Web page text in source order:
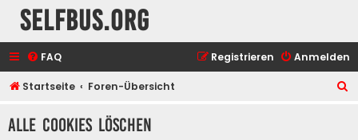
selfbus.org
FAQ Anmelden
Registrieren
Startseite Foren-Übersicht
Alle Cookies löschen